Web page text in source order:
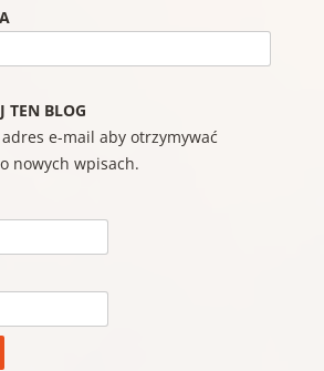
TEN BLOG
e-mail aby otrzymywać
nowych wpisach.